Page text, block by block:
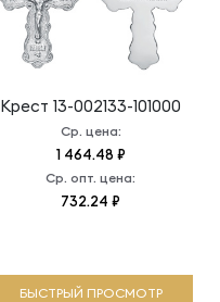
Крест 13-002133-101000
Ср. цена:
1 464.48 ₽
Ср. опт. цена:
732.24 ₽
БЫСТРЫЙ ПРОСМОТР